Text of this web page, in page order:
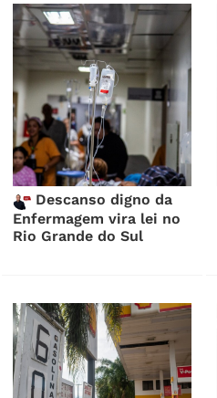
Descanso digno da
Enfermagem vira lei no
Rio Grande do Sul